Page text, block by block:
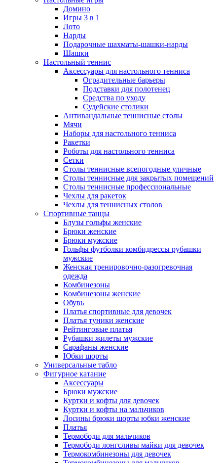
Домино
Игры 3 в 1
Лото
Нарды
Подарочные шахматы-шашки-нарды
Шашки
Настольный теннис
Аксессуары для настольного тенниса
Оградительные барьеры
Подставки для полотенец
Средства по уходу
Судейские столики
Антивандальные теннисные столы
Мячи
Наборы для настольного тенниса
Ракетки
Роботы для настольного тенниса
Сетки
Столы теннисные всепогодные уличные
Столы теннисные для закрытых помещений
Столы теннисные профессиональные
Чехлы для ракеток
Чехлы для теннисных столов
Спортивные танцы
Блузы гольфы женские
Брюки женские
Брюки мужские
Гольфы футболки комбидрессы рубашки
мужские
Женская тренировочно-разогревочная
одежда
Комбинезоны
Комбинезоны женские
Обувь
Платья спортивные для девочек
Платья туники женские
Рейтинговые платья
Рубашки жилеты мужские
Сарафаны женские
Юбки шорты
Универсальные табло
Фигурное катание
Аксессуары
Брюки мужские
Куртки и кофты для девочек
Куртки и кофты на мальчиков
Лосины брюки шорты юбки женские
Платья
Термободи для мальчиков
Термободи лонгсливы майки для девочек
Термокомбинезоны для девочек